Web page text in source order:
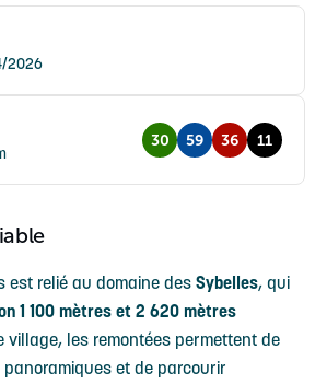
2026
30 59 36 11
est relié au domaine des Sybelles, qui
1 100 mètres et 2 620 mètres
village, les remontées permettent de
et de parcourir